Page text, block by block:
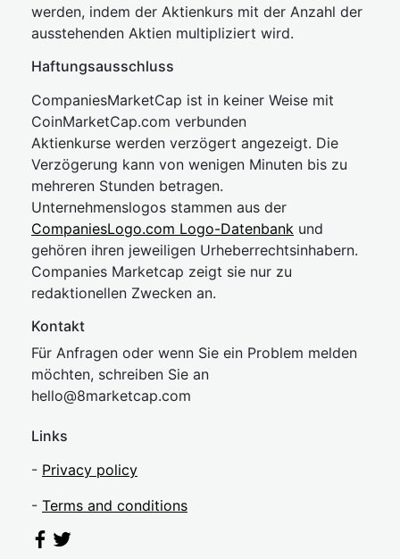
werden, indem der Aktienkurs mit der Anzahl der
ausstehenden Aktien multipliziert wird.
Haftungsausschluss
CompaniesMarketCap ist in keiner Weise mit
CoinMarketCap.com verbunden
Aktienkurse werden verzögert angezeigt. Die
Verzögerung kann von wenigen Minuten bis zu
mehreren Stunden betragen.
Unternehmenslogos stammen aus der
CompaniesLogo.com Logo-Datenbank und
gehören ihren jeweiligen Urheberrechtsinhabern.
Companies Marketcap zeigt sie nur zu
redaktionellen Zwecken an.
Kontakt
Für Anfragen oder wenn Sie ein Problem melden
möchten, schreiben Sie an
hello@8marketcap.com
Links
- Privacy policy
- Terms and conditions